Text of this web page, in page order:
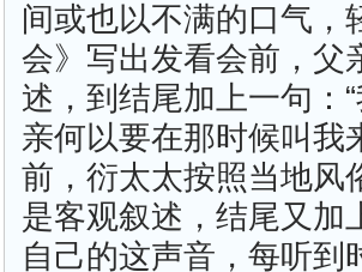
间或也以不满的口气，
会》写出发看会前，父
述，到结尾加上一句：
亲何以要在那时候叫我
前，衍太太按照当地风
是客观叙述，结尾又加
自己的这声音，每听到